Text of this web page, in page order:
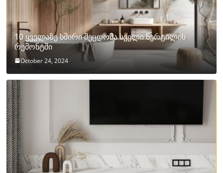
10 ყველაზე ხშირი შეცდომა სველი წერტილის
რემონტში
October 24, 2024